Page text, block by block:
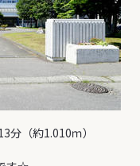
分（約1.010ｍ）